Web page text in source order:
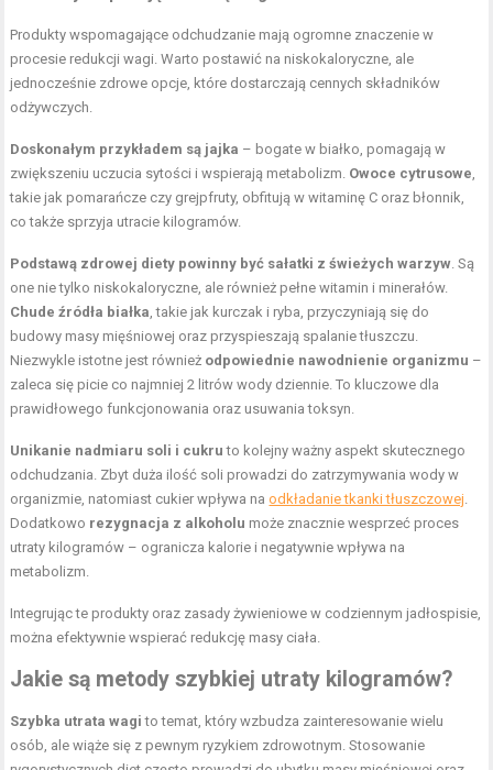
Produkty wspomagające odchudzanie mają ogromne znaczenie w
procesie redukcji wagi. Warto postawić na niskokaloryczne, ale
jednocześnie zdrowe opcje, które dostarczają cennych składników
odżywczych.
Doskonałym przykładem są jajka – bogate w białko, pomagają w
zwiększeniu uczucia sytości i wspierają metabolizm. Owoce cytrusowe,
takie jak pomarańcze czy grejpfruty, obfitują w witaminę C oraz błonnik,
co także sprzyja utracie kilogramów.
Podstawą zdrowej diety powinny być sałatki z świeżych warzyw. Są
one nie tylko niskokaloryczne, ale również pełne witamin i minerałów.
Chude źródła białka, takie jak kurczak i ryba, przyczyniają się do
budowy masy mięśniowej oraz przyspieszają spalanie tłuszczu.
Niezwykle istotne jest również odpowiednie nawodnienie organizmu –
zaleca się picie co najmniej 2 litrów wody dziennie. To kluczowe dla
prawidłowego funkcjonowania oraz usuwania toksyn.
Unikanie nadmiaru soli i cukru to kolejny ważny aspekt skutecznego
odchudzania. Zbyt duża ilość soli prowadzi do zatrzymywania wody w
organizmie, natomiast cukier wpływa naodkładanie tkanki tłuszczowej.
Dodatkowo rezygnacja z alkoholu może znacznie wesprzeć proces
utraty kilogramów – ogranicza kalorie i negatywnie wpływa na
metabolizm.
Integrując te produkty oraz zasady żywieniowe w codziennym jadłospisie,
można efektywnie wspierać redukcję masy ciała.
Jakie są metody szybkiej utraty kilogramów?
Szybka utrata wagi to temat, który wzbudza zainteresowanie wielu
osób, ale wiąże się z pewnym ryzykiem zdrowotnym. Stosowanie